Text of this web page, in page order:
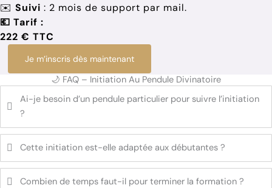
✉️ Suivi : 2 mois de support par mail.
💶 Tarif :
222 € TTC
Je m’inscris dès maintenant
🌙 FAQ – Initiation Au Pendule Divinatoire
Ai-je besoin d’un pendule particulier pour suivre l’initiation
?
Cette initiation est-elle adaptée aux débutantes ?
Combien de temps faut-il pour terminer la formation ?